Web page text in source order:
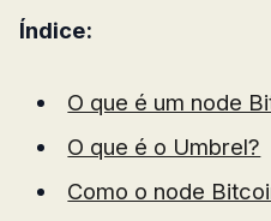
Índice:
O que é um node
O que é o Umbrel?
Como o node